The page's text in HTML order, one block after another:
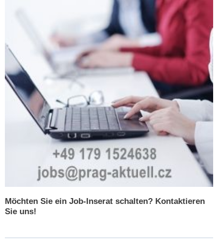
Möchten Sie ein Job-Inserat schalten? Kontaktieren
Sie uns!